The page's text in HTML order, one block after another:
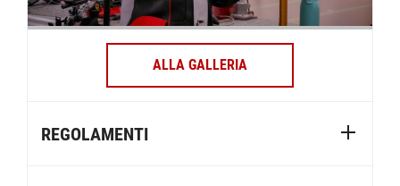
ALLA GALLERIA
REGOLAMENTI